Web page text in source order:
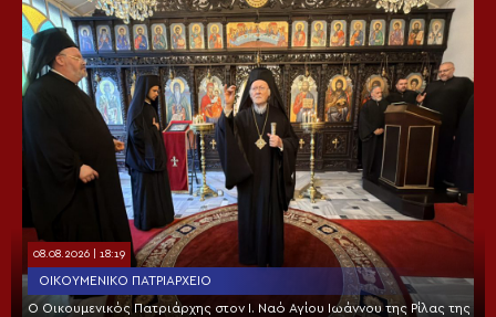
08.08.2026 | 18:19
ΟΙΚΟΥΜΕΝΙΚΌ ΠΑΤΡΙΑΡΧΕΊΟ
Ο Οικουμενικός Πατριάρχης στον I. Ναό Αγίου Ιωάννου της Ρίλας της